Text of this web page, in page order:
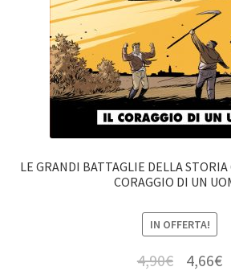
LE GRANDI BATTAGLIE DELLA
CORAGGIO DI UN
IN OFFERTA!
4,90€ 4,66€